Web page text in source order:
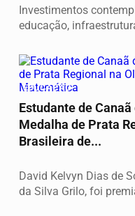
Investimentos
educação,
EDUCAÇÃO
Estudante de
Medalha de Prata
Brasileira de...
David Kelvyn Dias de
da Silva Grilo, foi